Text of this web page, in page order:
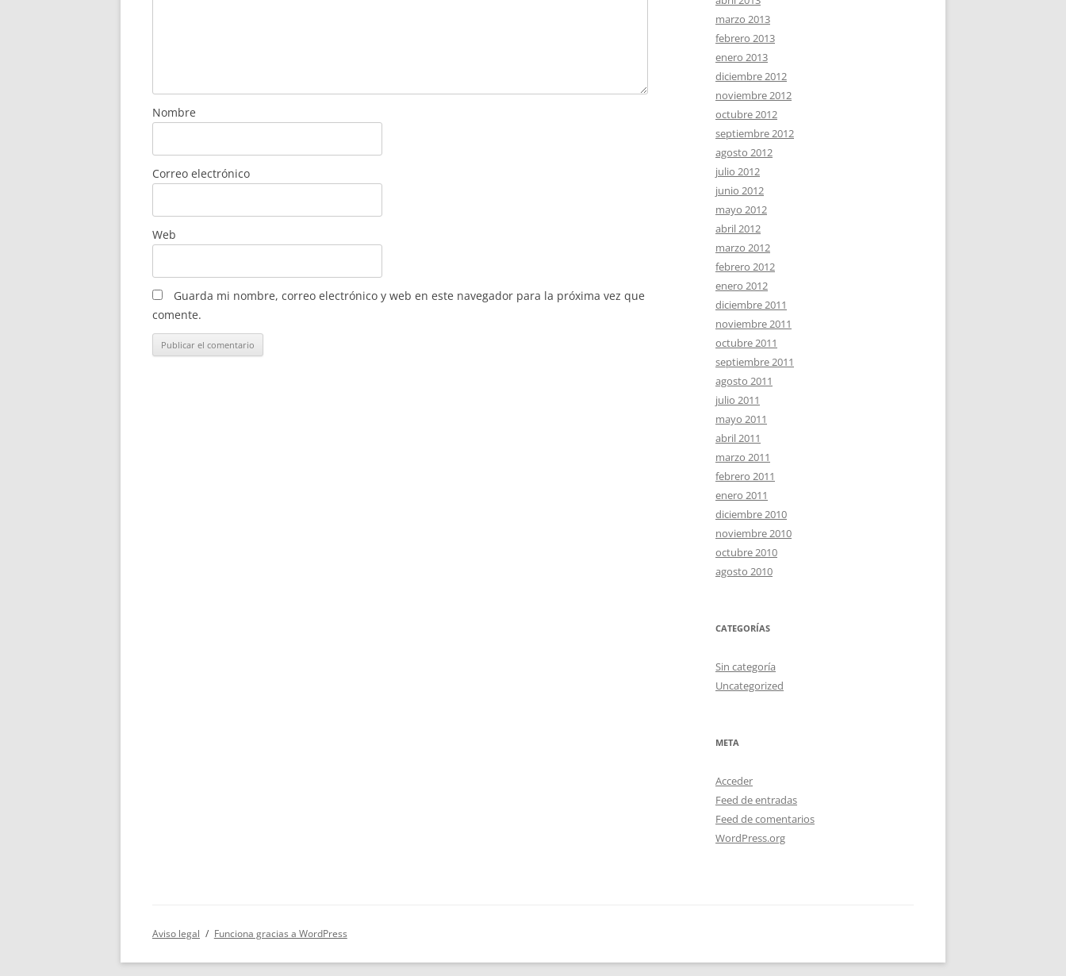
Nombre
Correo electrónico
Web
Guarda mi nombre, correo electrónico y web en este navegador para la próxima vez que
comente.
marzo 2013
febrero 2013
enero 2013
diciembre 2012
noviembre 2012
octubre 2012
septiembre 2012
agosto 2012
julio 2012
junio 2012
mayo 2012
abril 2012
marzo 2012
febrero 2012
enero 2012
diciembre 2011
noviembre 2011
octubre 2011
septiembre 2011
agosto 2011
julio 2011
mayo 2011
abril 2011
marzo 2011
febrero 2011
enero 2011
diciembre 2010
noviembre 2010
octubre 2010
agosto 2010
CATEGORÍAS
Sin categoría
Uncategorized
META
Acceder
Feed de entradas
Feed de comentarios
WordPress.org
Aviso legal Funciona gracias a WordPress